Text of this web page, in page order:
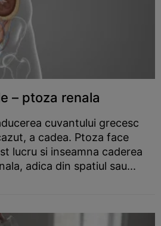
– ptoza renala
cuvantului grecesc
a cadea. Ptoza face
lucru si inseamna caderea
adica din spatiul sau...